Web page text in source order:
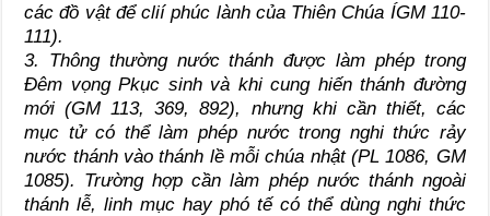
các đồ vật để clií phúc lành của Thiên Chúa ÍGM 110-
111).
3. Thông thường nước thánh được làm phép trong
Đêm vọng Pkục sinh và khi cung hiến thánh đường
mới (GM 113, 369, 892), nhưng khi cần thiết, các
mục tử có thể làm phép nước trong nghi thức rảy
nước thánh vào thánh lề mỗi chúa nhật (PL 1086, GM
1085). Trường hợp cần làm phép nước thánh ngoài
thánh lễ, linh mục hay phó tế có thể dùng nghi thức